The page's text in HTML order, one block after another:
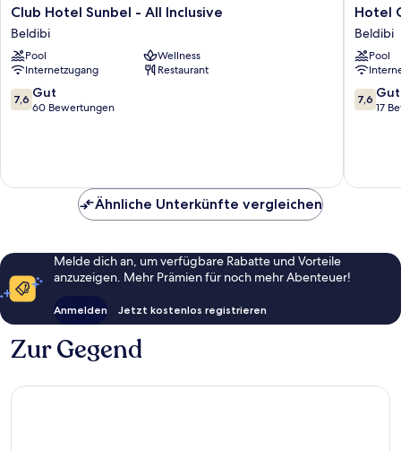
Club
Hotel
Sunbel
-
All
Inclusive
Beldibi
Club Hotel Sunbel - All Inclusive
Beldibi
Pool
Wellness
Internetzugang
Restaurant
7.6
von
7,6 Gut
60 Bewertungen
Hotel
Gold
Stone
Beldibi
Hotel
Beldibi
Pool
7.6
von
7,6 Gut
17
Ähnliche Unterkünfte vergleichen
Melde dich an, um verfügbare Rabatte und Vorteile
anzuzeigen. Mehr Prämien für noch mehr Abenteuer!
Anmelden Jetzt kostenlos registrieren
Zur Gegend